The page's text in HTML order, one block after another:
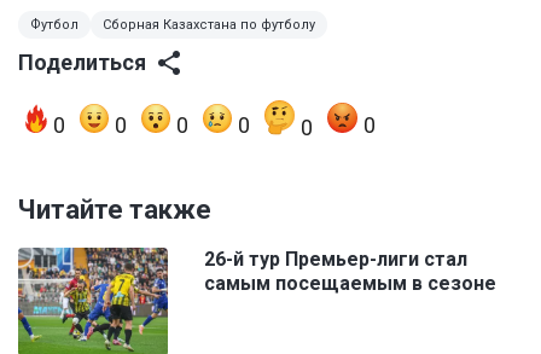
Футбол Сборная Казахстана по футболу
Поделиться
0 0 0 0 0 0
Читайте также
26-й тур Премьер-лиги стал
самым посещаемым в сезоне